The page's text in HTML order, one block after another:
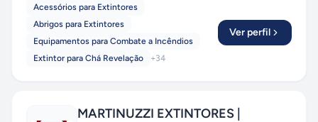
Acessórios para Extintores
Abrigos para Extintores
Equipamentos para Combate a Incêndios
Extintor para Chá Revelação
+34
Ver perfil
MARTINUZZI EXTINTORES |